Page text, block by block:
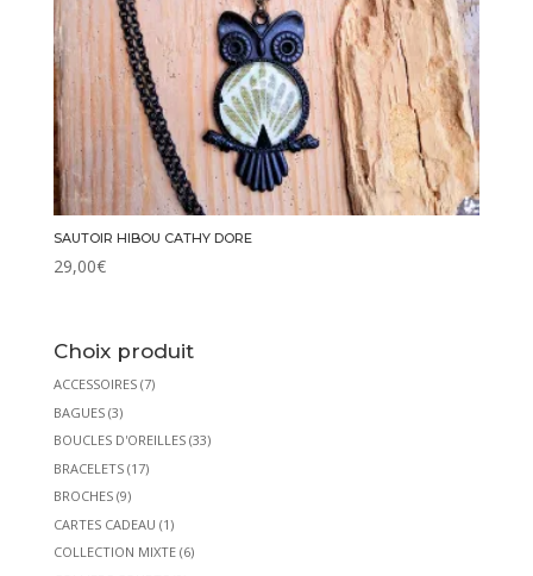
SAUTOIR HIBOU CATHY DORE
29,00€
Choix produit
ACCESSOIRES (7)
BAGUES (3)
BOUCLES D'OREILLES (33)
BRACELETS (17)
BROCHES (9)
CARTES CADEAU (1)
COLLECTION MIXTE (6)